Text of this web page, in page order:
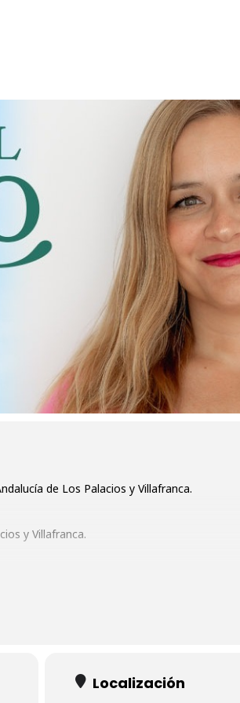
de Los Palacios y Villafranca.
y Villafranca.
Localización